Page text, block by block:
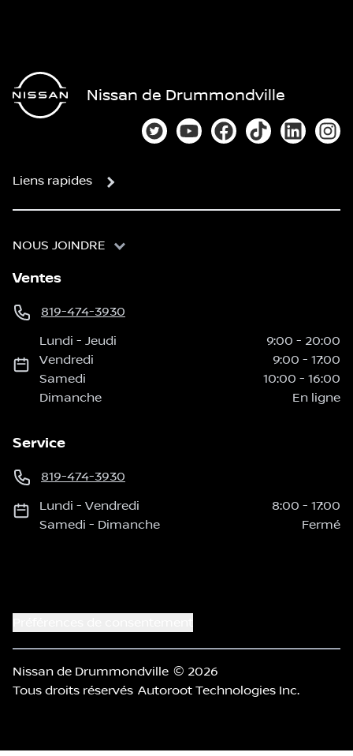
Nissan de Drummondville
Lien vers notre compte Twitter
Lien vers notre chaîne
Lien vers notre page
Lien vers notre
Lien vers
Liens rapides
NOUS JOINDRE
Ventes
819-474-3930
Lundi -Jeudi 9:00 - 20:00
Vendredi
9:00 - 17:00
Samedi
10:00 - 16:00
Dimanche
En ligne
Service
819-474-3930
Lundi -Vendredi 8:00 - 17:00
Samedi - Dimanche Fermé
Nissan de Drummondville © 2026
Tous droits réservés Autoroot Technologies Inc.